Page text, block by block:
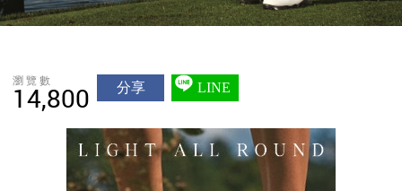
瀏覽數
14,800 分享 LINE